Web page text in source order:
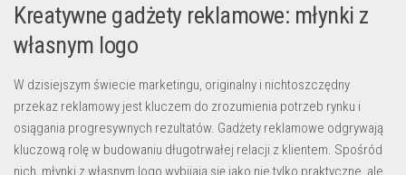
Kreatywne gadżety reklamowe: młynki z
własnym logo
W dzisiejszym świecie marketingu, originalny i nichtoszczędny
przekaz reklamowy jest kluczem do zrozumienia potrzeb rynku i
osiągania progresywnych rezultatów. Gadżety reklamowe odgrywają
kluczową rolę w budowaniu długotrwałej relacji z klientem. Spośród
nich, młynki z własnym logo wybijają się jako nie tylko praktyczne, ale